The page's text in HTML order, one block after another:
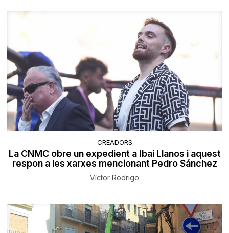
CREADORS
La CNMC obre un expedient a Ibai Llanos i aquest
respon a les xarxes mencionant Pedro Sánchez
Víctor Rodrigo